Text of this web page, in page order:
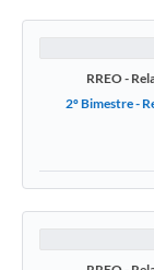
RREO -
2º Bimestre -